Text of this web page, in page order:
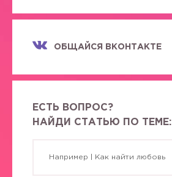
ОБЩАЙСЯ ВКОНТАКТЕ
ЕСТЬ ВОПРОС?
НАЙДИ СТАТЬЮ ПО ТЕМЕ: